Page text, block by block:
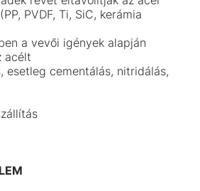
PVDF, Ti, SiC, kerámia
a vevői igények alapján
acélt
esetleg cementálás, nitridálás,